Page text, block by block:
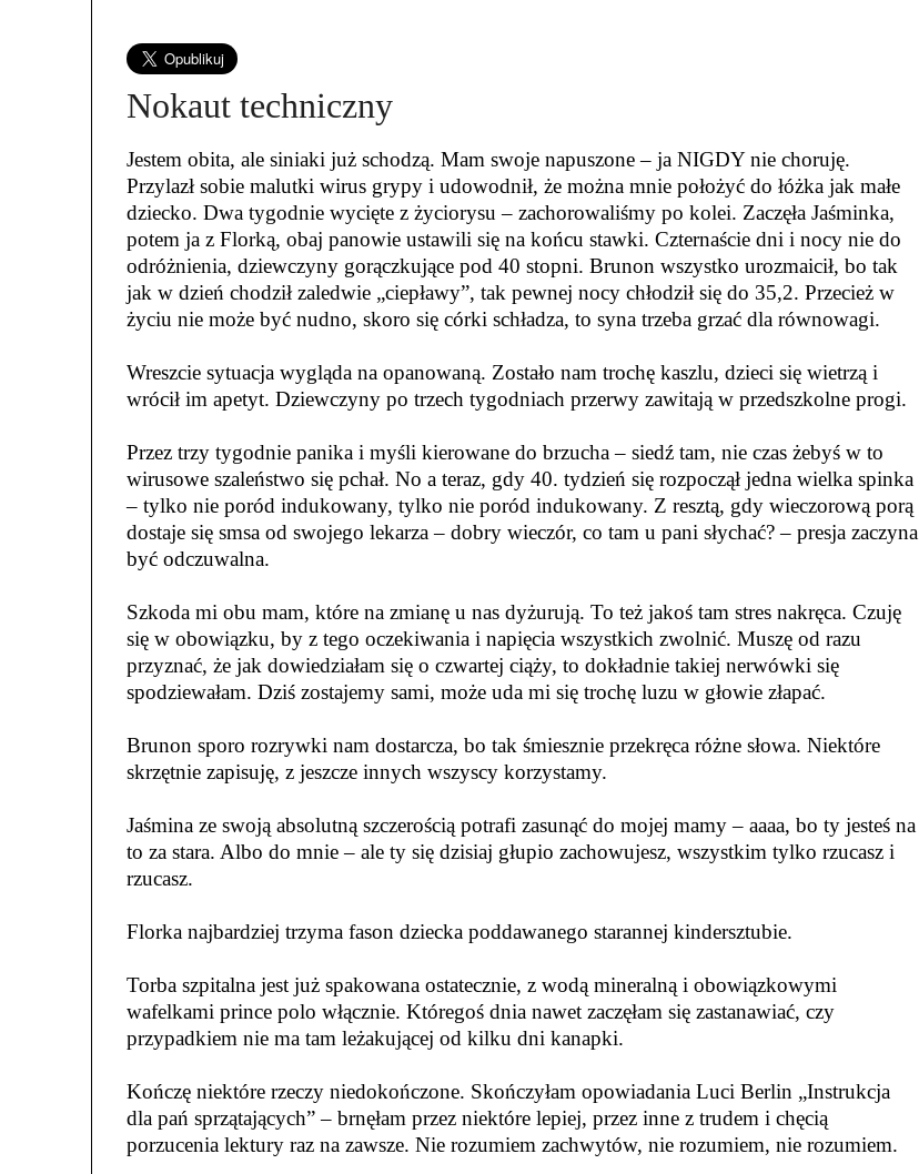
Nokaut techniczny
Jestem obita, ale siniaki już schodzą. Mam swoje napuszone – ja NIGDY nie choruję.
Przylazł sobie malutki wirus grypy i udowodnił, że można mnie położyć do łóżka jak małe
dziecko. Dwa tygodnie wycięte z życiorysu – zachorowaliśmy po kolei. Zaczęła Jaśminka,
potem ja z Florką, obaj panowie ustawili się na końcu stawki. Czternaście dni i nocy nie do
odróżnienia, dziewczyny gorączkujące pod 40 stopni. Brunon wszystko urozmaicił, bo tak
jak w dzień chodził zaledwie „ciepławy”, tak pewnej nocy chłodził się do 35,2. Przecież w
życiu nie może być nudno, skoro się córki schładza, to syna trzeba grzać dla równowagi.
Wreszcie sytuacja wygląda na opanowaną. Zostało nam trochę kaszlu, dzieci się wietrzą i
wrócił im apetyt. Dziewczyny po trzech tygodniach przerwy zawitają w przedszkolne progi.
Przez trzy tygodnie panika i myśli kierowane do brzucha – siedź tam, nie czas żebyś w to
wirusowe szaleństwo się pchał. No a teraz, gdy 40. tydzień się rozpoczął jedna wielka spinka
– tylko nie poród indukowany, tylko nie poród indukowany. Z resztą, gdy wieczorową porą
dostaje się smsa od swojego lekarza – dobry wieczór, co tam u pani słychać? – presja zaczyna
być odczuwalna.
Szkoda mi obu mam, które na zmianę u nas dyżurują. To też jakoś tam stres nakręca. Czuję
się w obowiązku, by z tego oczekiwania i napięcia wszystkich zwolnić. Muszę od razu
przyznać, że jak dowiedziałam się o czwartej ciąży, to dokładnie takiej nerwówki się
spodziewałam. Dziś zostajemy sami, może uda mi się trochę luzu w głowie złapać.
Brunon sporo rozrywki nam dostarcza, bo tak śmiesznie przekręca różne słowa. Niektóre
skrzętnie zapisuję, z jeszcze innych wszyscy korzystamy.
Jaśmina ze swoją absolutną szczerością potrafi zasunąć do mojej mamy – aaaa, bo ty jesteś na
to za stara. Albo do mnie – ale ty się dzisiaj głupio zachowujesz, wszystkim tylko rzucasz i
rzucasz.
Florka najbardziej trzyma fason dziecka poddawanego starannej kindersztubie.
Torba szpitalna jest już spakowana ostatecznie, z wodą mineralną i obowiązkowymi
wafelkami prince polo włącznie. Któregoś dnia nawet zaczęłam się zastanawiać, czy
przypadkiem nie ma tam leżakującej od kilku dni kanapki.
Kończę niektóre rzeczy niedokończone. Skończyłam opowiadania Luci Berlin „Instrukcja
dla pań sprzątających” – brnęłam przez niektóre lepiej, przez inne z trudem i chęcią
porzucenia lektury raz na zawsze. Nie rozumiem zachwytów, nie rozumiem, nie rozumiem.